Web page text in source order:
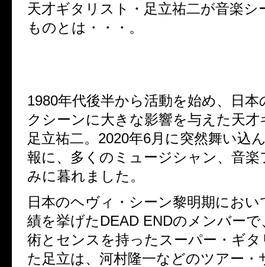
天才ギタリスト・足立祐二が音楽シ
ものとは・・・。
1980年代後半から活動を始め、日
クシーンに大きな影響を与えた天
足立祐二。2020年6月に突然舞い込
報に、多くのミュージシャン、音
みに暮れました。
日本のヘヴィ・シーン黎明期にお
績を挙げたDEAD ENDのメンバー
術とセンスを持ったスーパー・ギ
た足立は、河村隆一などのツアー・